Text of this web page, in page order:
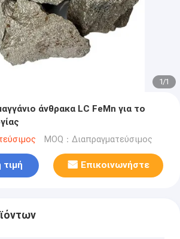
1/1
άνθρακα LC FeMn για το
MOQ：Διαπραγματεύσιμος
Επικοινωνήστε